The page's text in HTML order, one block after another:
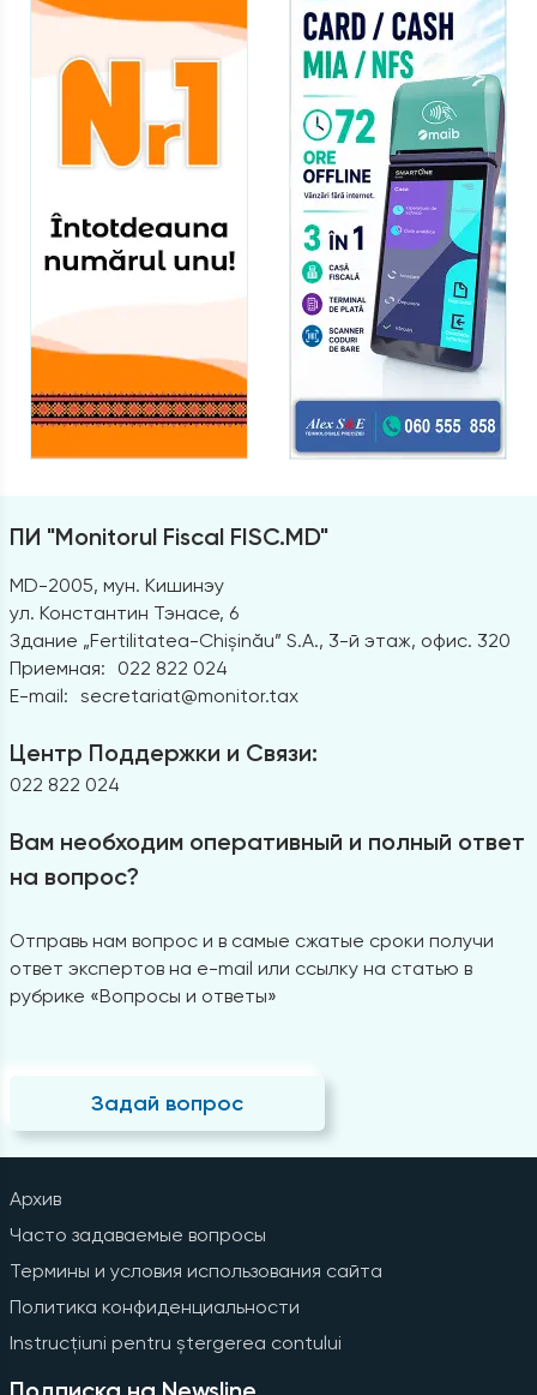
ПИ "Monitorul Fiscal FISC.MD"
MD-2005, мун. Кишинэу
ул. Константин Тэнасе, 6
Здание „Fertilitatea-Chișinău” S.A., 3-й этаж, офис. 320
Приемная:
022 822 024
E-mail: secretariat@monitor.tax
Центр Поддержки и Связи:
022 822 024
Вам необходим оперативный и полный ответ
на вопрос?
Отправь нам вопрос и в самые сжатые сроки получи
ответ экспертов на e-mail или ссылку на статью в
рубрике «Вопросы и ответы»
Задай вопрос
Архив
Часто задаваемые вопросы
Термины и условия использования сайта
Политика конфиденциальности
Instrucțiuni pentru ștergerea contului